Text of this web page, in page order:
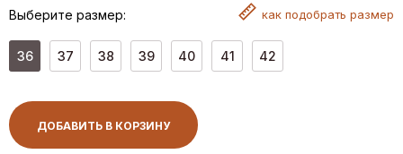
Выберите размер: как подобрать размер
36 37 38 39 40 41 42
ДОБАВИТЬ В КОРЗИНУ